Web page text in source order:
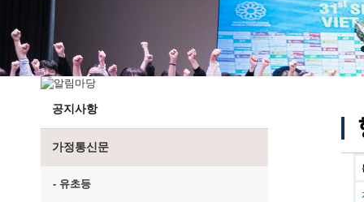
위치/전화
전경사진
공지사항
가정통신문
- 유초등